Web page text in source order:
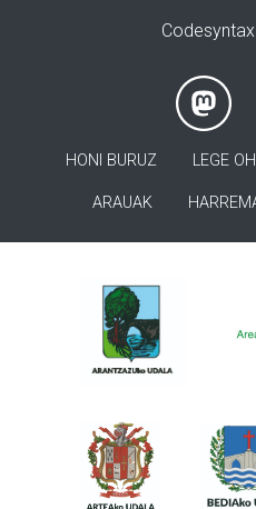
HONI BURUZ LEGE
ARAUAK